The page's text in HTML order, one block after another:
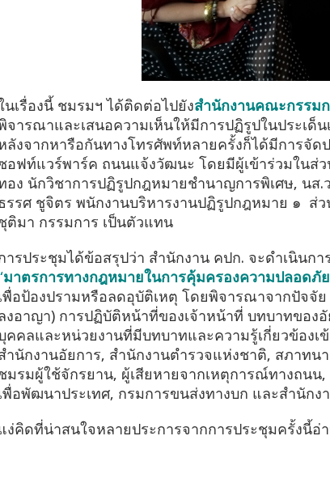
นเรื่องนี้ ชมรมฯ ได้ติดต่อไปยังสำนักงานคณะกรรม
จารณาและเสนอความเห็นให้มีการปฏิรูปในประเ
ลังจากหารือกันทางโทรศัพท์หลายครั้งก็ได้มีการจั
อฟท์แวร์พาร์ค ถนนแจ้งวัฒนะ โดยมีผู้เข้าร่วมในส่
อง นักวิชาการปฏิรูปกฎหมายชำนาญการพิเศษ, น
รรศ ชูจิตร พนักงานบริหารงานปฏิรูปกฎหมาย ๑
ติมา กรรมการ เป็นตัวแทน
ารประชุมได้ข้อสรุปว่า สำนักงาน คปก. จะดำเนิน
มาตรการทางกฎหมายในการคุ้มครองความปลอดภั
พื่อป้องปรามหรือลดอุบัติเหตุ โดยพิจารณาจากปัจจั
งอาญา) การปฏิบัติหน้าที่ของเจ้าหน้าที่ บทบาทขอ
คคลและหน่วยงานที่มีบทบาทและความรู้เกี่ยวข้อง
ำนักงานอัยการ, สำนักงานตำรวจแห่งชาติ, สภาท
มรมผู้ใช้จักรยาน, ผู้เสียหายจากเหตุการณ์ทางถน
พื่อพัฒนาประเทศ, กรมการขนส่งทางบก และสำนั
ง่คิดที่น่าสนใจหลายประการจากการประชุมครั้งนี้อ่